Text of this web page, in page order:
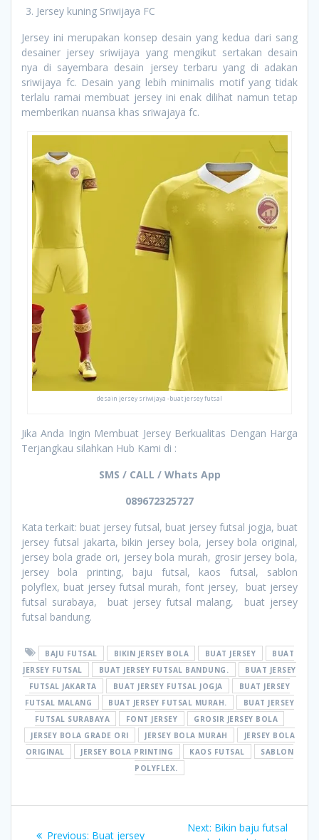
Jersey kuning Sriwijaya FC
Jersey ini merupakan konsep desain yang kedua dari sang
desainer jersey sriwijaya yang mengikut sertakan desain
nya di sayembara desain jersey terbaru yang di adakan
sriwijaya fc. Desain yang lebih minimalis motif yang tidak
terlalu ramai membuat jersey ini enak dilihat namun tetap
memberikan nuansa khas sriwajaya fc.
desain jersey sriwijaya -buat jersey futsal
Jika Anda Ingin Membuat Jersey Berkualitas Dengan Harga
Terjangkau silahkan Hub Kami di :
SMS / CALL / Whats App
089672325727
Kata terkait: buat jersey futsal, buat jersey futsal jogja, buat
jersey futsal jakarta, bikin jersey bola, jersey bola original,
jersey bola grade ori, jersey bola murah, grosir jersey bola,
jersey bola printing, baju futsal, kaos futsal, sablon
polyflex, buat jersey futsal murah, font jersey, buat jersey
futsal surabaya, buat jersey futsal malang, buat jersey
futsal bandung.
BAJU FUTSAL BIKIN JERSEY BOLA BUAT JERSEY
BUAT
JERSEY FUTSAL
BUAT JERSEY FUTSAL BANDUNG.
BUAT JERSEY
FUTSAL JAKARTA
BUAT JERSEY FUTSAL JOGJA
BUAT JERSEY
FUTSAL MALANG
BUAT JERSEY FUTSAL MURAH.
BUAT JERSEY
FUTSAL SURABAYA
FONT JERSEY
GROSIR JERSEY BOLA
JERSEY BOLA GRADE ORI
JERSEY BOLA MURAH
JERSEY BOLA
ORIGINAL
JERSEY BOLA PRINTING KAOS FUTSAL
SABLON
POLYFLEX.
Previous: Previous
Buat jersey
Next: Next
Bikin baju futsal